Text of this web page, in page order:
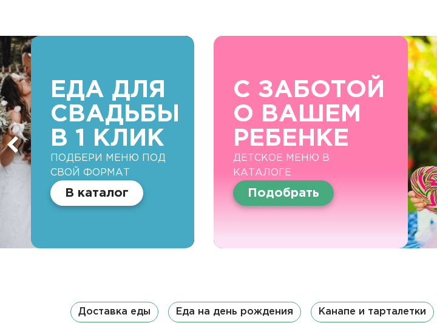
ЕДА ДЛЯ
СВАДЬБЫ
В 1 КЛИК
ПОДБЕРИ МЕНЮ ПОД
СВОЙ ФОРМАТ
В каталог
С ЗАБОТОЙ
О ВАШЕМ
РЕБЕНКЕ
ДЕТСКОЕ МЕНЮ В
КАТАЛОГЕ
Подобрать
Доставка еды Еда на день рождения Канапе и тарталетки